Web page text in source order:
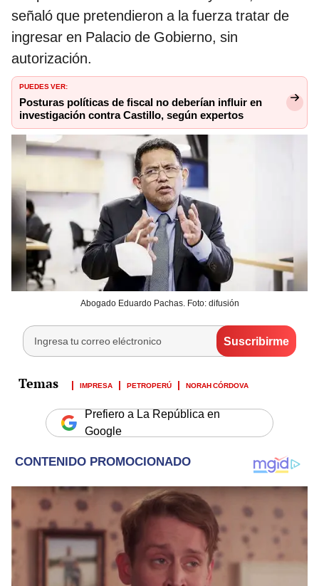
señaló que pretendieron a la fuerza tratar de
ingresar en Palacio de Gobierno, sin
autorización.
PUEDES VER:
Posturas políticas de fiscal no deberían influir en
investigación contra Castillo, según expertos
Abogado Eduardo Pachas. Foto: difusión
IMPRESA PETROPERÚ NORAH CÓRDOVA
Prefiero a La República en
Google